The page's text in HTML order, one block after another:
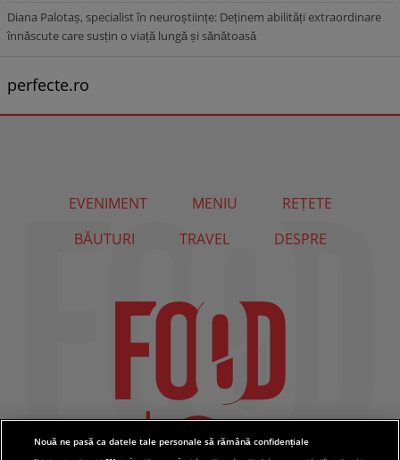
Diana Palotaș, specialist în neuroștiințe: Deținem abilități extraordinare
înnăscute care susțin o viață lungă și sănătoasă
perfecte.ro
EVENIMENT MENIU
REȚETE
BĂUTURI
TRAVEL DESPRE
Nouă ne pasă ca datele tale personale să rămână confidențiale